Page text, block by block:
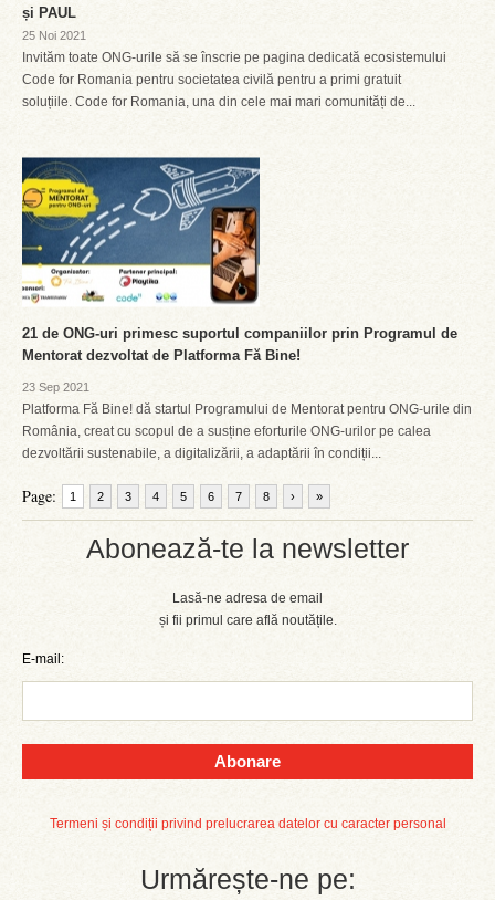
Abonează-te la newsletter
Lasă-ne adresa de email
și fii primul care află noutățile.
E-mail:
Abonare
Termeni și condiții privind prelucrarea datelor cu caracter personal
Urmărește-ne pe:
și PAUL
25 Noi 2021
Invităm toate ONG-urile să se înscrie pe pagina dedicată ecosistemului
Code for Romania pentru societatea civilă pentru a primi gratuit
soluțiile. Code for Romania, una din cele mai mari comunități de...
21 de ONG-uri primesc suportul companiilor prin Programul de
Mentorat dezvoltat de Platforma Fă Bine!
23 Sep 2021
Platforma Fă Bine! dă startul Programului de Mentorat pentru ONG-urile din
România, creat cu scopul de a susține eforturile ONG-urilor pe calea
dezvoltării sustenabile, a digitalizării, a adaptării în condiții...
Page: 1 2 3 4 5 6 7 8 › »